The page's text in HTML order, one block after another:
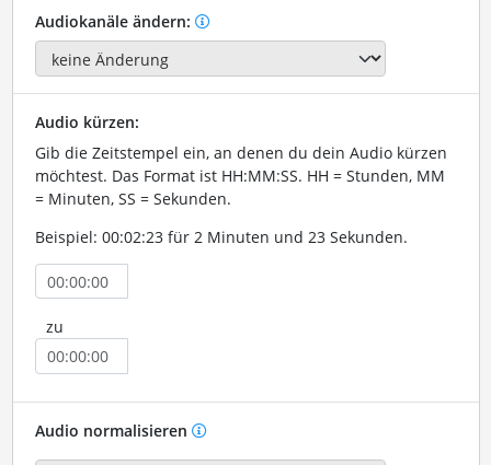
Audiokanäle ändern:
Audio kürzen:
Gib die Zeitstempel ein, an denen du dein Audio kürzen
möchtest. Das Format ist HH:MM:SS. HH = Stunden, MM
= Minuten, SS = Sekunden.
Beispiel: 00:02:23 für 2 Minuten und 23 Sekunden.
zu
Audio normalisieren